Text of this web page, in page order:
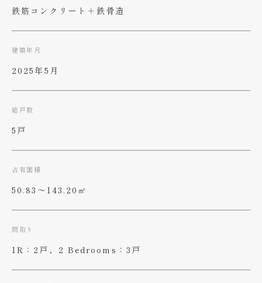
鉄筋コンクリート＋鉄骨造
建築年月
2025年5月
総戸数
5戸
占有面積
50.83〜143.20㎡
間取り
1R：2戸、2 Bedrooms：3戸